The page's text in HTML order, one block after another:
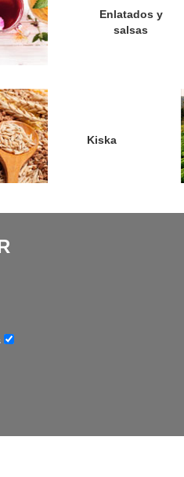
Enlatados y
salsas
Kiska